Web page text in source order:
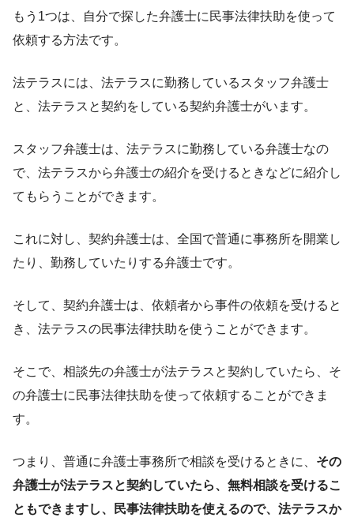
もう1つは、自分で探した弁護士に民事法律扶助を使って
依頼する方法です。
法テラスには、法テラスに勤務しているスタッフ弁護士
と、法テラスと契約をしている契約弁護士がいます。
スタッフ弁護士は、法テラスに勤務している弁護士なの
で、法テラスから弁護士の紹介を受けるときなどに紹介し
てもらうことができます。
これに対し、契約弁護士は、全国で普通に事務所を開業し
たり、勤務していたりする弁護士です。
そして、契約弁護士は、依頼者から事件の依頼を受けると
き、法テラスの民事法律扶助を使うことができます。
そこで、相談先の弁護士が法テラスと契約していたら、そ
の弁護士に民事法律扶助を使って依頼することができま
す。
つまり、普通に弁護士事務所で相談を受けるときに、 その
弁護士が法テラスと契約していたら、無料相談を受けるこ
ともできますし、民事法律扶助を使えるので、法テラスか